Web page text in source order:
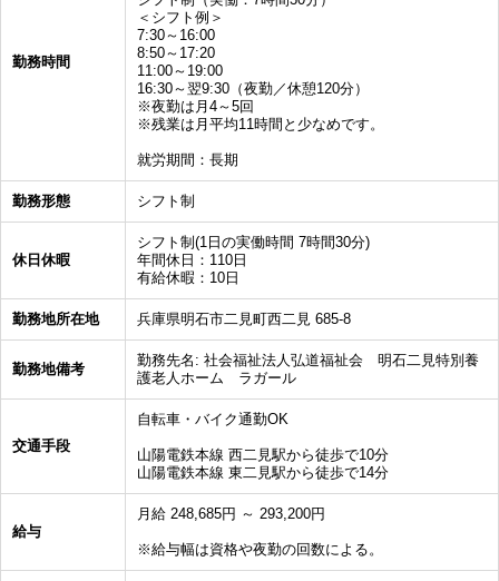
勤務時間
＜シフト例＞
7:30～16:00
8:50～17:20
11:00～19:00
16:30～翌9:30（夜勤／休憩120分）
※夜勤は月4～5回
※残業は月平均11時間と少なめです。
就労期間：長期
勤務形態 シフト制
休日休暇
シフト制(1日の実働時間 7時間30分)
年間休日：110日
有給休暇：10日
勤務地所在地 兵庫県明石市二見町西二見 685-8
勤務地備考
勤務先名: 社会福祉法人弘道福祉会 明石二見特別養
護老人ホーム ラガール
交通手段
自転車・バイク通勤OK
山陽電鉄本線 西二見駅から徒歩で10分
山陽電鉄本線 東二見駅から徒歩で14分
給与
月給 248,685円 ～ 293,200円
※給与幅は資格や夜勤の回数による。